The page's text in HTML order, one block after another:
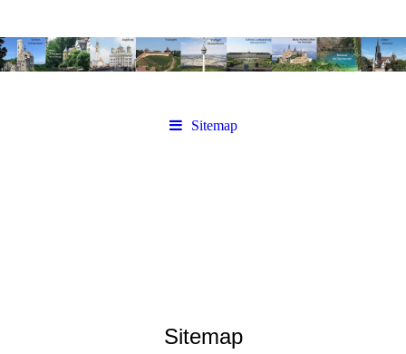
Sitemap
Sitemap